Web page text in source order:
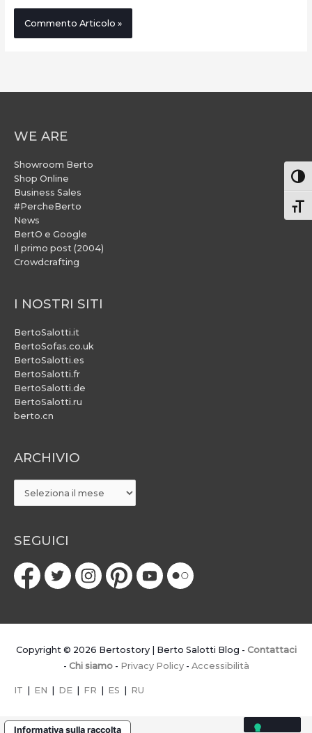
WE ARE
Showroom Berto
Shop Online
Business Sales
#PercheBerto
News
BertO e Google
Il primo post (2004)
Crowdcrafting
I NOSTRI SITI
BertoSalotti.it
BertoSofas.co.uk
BertoSalotti.es
BertoSalotti.fr
BertoSalotti.de
BertoSalotti.ru
berto.cn
ARCHIVIO
ARCHIVIO
SEGUICI
Copyright © 2026 Bertostory | Berto Salotti Blog - Contattaci
- Chi siamo- Privacy Policy- Accessibilità
IT EN DE FR ES RU
Informativa sulla raccolta